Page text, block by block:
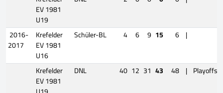
EV 1981
U19
2016-
2017
Krefelder
EV 1981
U16
Schüler-BL 4 6 9 15 6 |
Krefelder
EV 1981
DNL 40 12 31 43 48 | Playoffs